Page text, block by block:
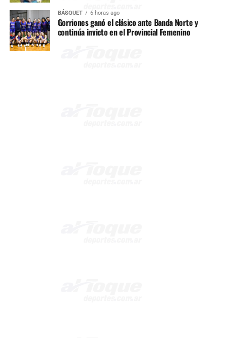
BÁSQUET 6 horas ago
Gorriones ganó el clásico ante Banda Norte y
continúa invicto en el Provincial Femenino